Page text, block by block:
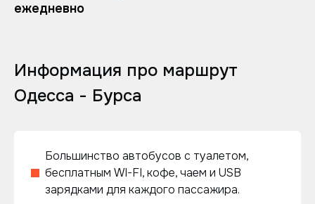
ежедневно
Информация про маршрут
Одесса - Бурса
Большинство автобусов с туалетом,
бесплатным WI-FI, кофе, чаем и USB
зарядками для каждого пассажира.